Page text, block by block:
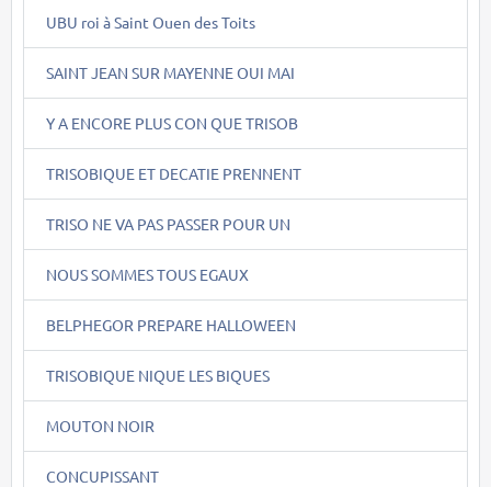
UBU roi à Saint Ouen des Toits
SAINT JEAN SUR MAYENNE OUI MAI
Y A ENCORE PLUS CON QUE TRISOB
TRISOBIQUE ET DECATIE PRENNENT
TRISO NE VA PAS PASSER POUR UN
NOUS SOMMES TOUS EGAUX
BELPHEGOR PREPARE HALLOWEEN
TRISOBIQUE NIQUE LES BIQUES
MOUTON NOIR
CONCUPISSANT